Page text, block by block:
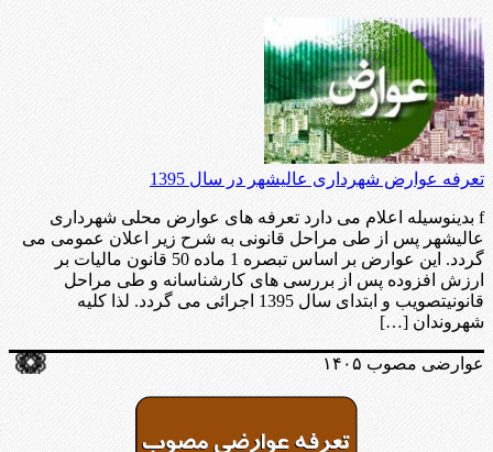
تعرفه عوارض شهرداری عالیشهر در سال 1395
f بدینوسیله اعلام می دارد تعرفه های عوارض محلی شهرداری
عالیشهر پس از طی مراحل قانونی به شرح زیر اعلان عمومی می
گردد. این عوارض بر اساس تبصره 1 ماده 50 قانون مالیات بر
ارزش افزوده پس از بررسی های کارشناسانه و طی مراحل
قانونیتصویب و ابتدای سال 1395 اجرائی می گردد. لذا کلیه
شهروندان […]
عوارضی مصوب ۱۴۰۵